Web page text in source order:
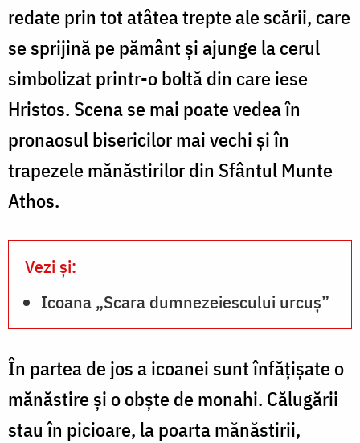
redate prin tot atâtea trepte ale scării, care
se sprijină pe pământ și ajunge la cerul
simbolizat printr-o boltă din care iese
Hristos. Scena se mai poate vedea în
pronaosul bisericilor mai vechi și în
trapezele mănăstirilor din Sfântul Munte
Athos.
Vezi și:
Icoana „Scara dumnezeiescului urcuș”
În partea de jos a icoanei sunt înfățișate o
mănăstire și o obște de monahi. Călugării
stau în picioare, la poarta mănăstirii,